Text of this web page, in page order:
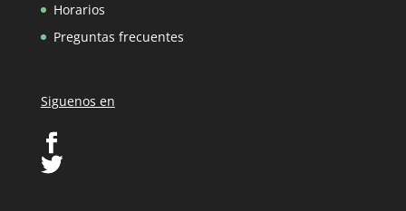
Horarios
Preguntas frecuentes
Siguenos en